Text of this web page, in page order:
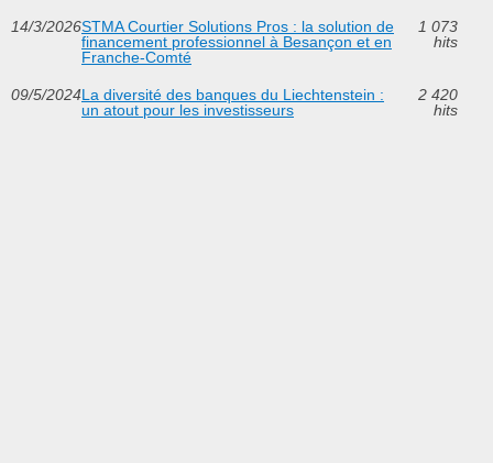
14/3/2026STMA Courtier Solutions Pros : la solution de
financement professionnel à Besançon et en
Franche‑Comté
1 073
hits
09/5/2024La diversité des banques du Liechtenstein :
un atout pour les investisseurs
2 420
hits